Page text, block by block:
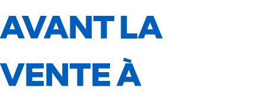
AVANT LA
VENTE À